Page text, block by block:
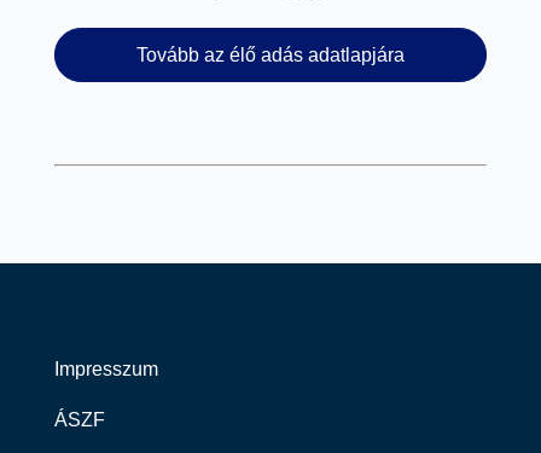
Tovább az élő adás adatlapjára
Impresszum
ÁSZF